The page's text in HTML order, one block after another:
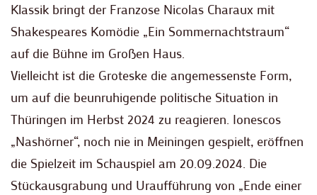
Klassik bringt der Franzose Nicolas Charaux mit
Shakespeares Komödie „Ein Sommernachtstraum“
auf die Bühne im Großen Haus.
Vielleicht ist die Groteske die angemessenste Form,
um auf die beunruhigende politische Situation in
Thüringen im Herbst 2024 zu reagieren. Ionescos
„Nashörner“, noch nie in Meiningen gespielt, eröffnen
die Spielzeit im Schauspiel am 20.09.2024. Die
Stückausgrabung und Uraufführung von „Ende einer